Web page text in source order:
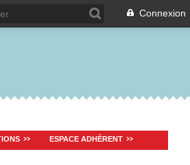
Connexion
ESPACE ADHÉRENT